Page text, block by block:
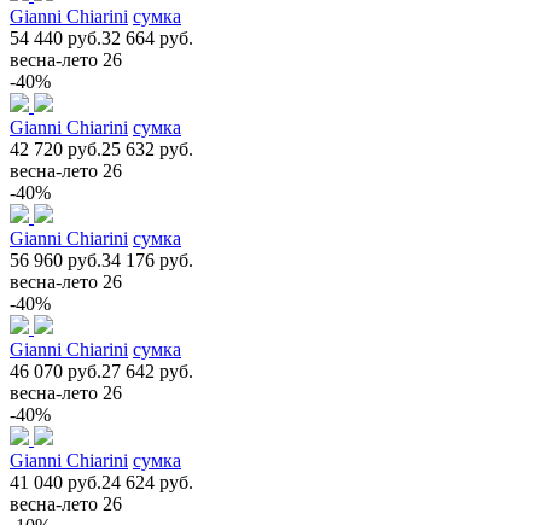
Gianni Chiarini сумка
54 440 руб.32 664 руб.
весна-лето 26
-40%
Gianni Chiarini сумка
42 720 руб.25 632 руб.
весна-лето 26
-40%
Gianni Chiarini сумка
56 960 руб.34 176 руб.
весна-лето 26
-40%
Gianni Chiarini сумка
46 070 руб.27 642 руб.
весна-лето 26
-40%
Gianni Chiarini сумка
41 040 руб.24 624 руб.
весна-лето 26